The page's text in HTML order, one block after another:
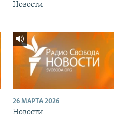
Новости
26 МАРТА 2026
Новости